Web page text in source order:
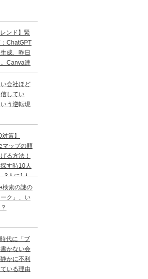
レンド】緊
ChatGPT
成、昨日
Canva連
い会社ほど
してい
う逆転現
対策】
マップの順
る方法！
す時10人
3人に1人
ますか？
検索の謎の
ーク」、い
代に「ブ
かない会
かに不利
いる理由